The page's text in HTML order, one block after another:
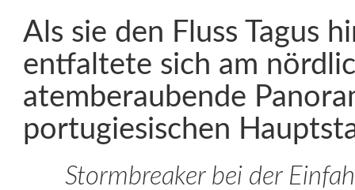
Als sie den Fluss Tagus
entfaltete sich am
atemberaubende
portugiesischen
Stormbreaker bei der